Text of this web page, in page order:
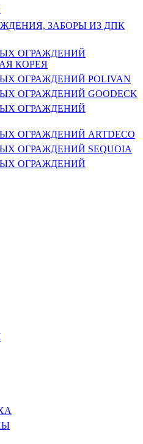
ЗАБОРЫ ИЗ ДПК
ОГРАЖДЕНИЙ
КОРЕЯ
ОГРАЖДЕНИЙ POLIVAN
ОГРАЖДЕНИЙ GOODECK
ОГРАЖДЕНИЙ
ОГРАЖДЕНИЙ ARTDECO
ОГРАЖДЕНИЙ SEQUOIA
ОГРАЖДЕНИЙ